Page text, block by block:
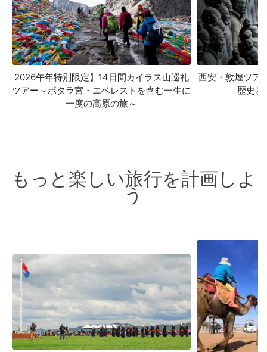
2026午年特別限定】14日間カイラス山巡礼
ツアー～ポタラ宮・エベレストを含む一生に
一度の高原の旅～
西安・敦煌ツア
歴史と
もっと楽しい旅行を計画しよ
う